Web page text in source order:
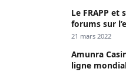
Le FRAPP
forums sur
Dakar »
21 mars 2022
Amunra
ligne